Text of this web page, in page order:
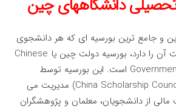
دانشگاههای چین
و جامع ترین بورسیه ای که هر دانشجوی
بین المللی آرزوی دریافت آن را دارد، بورسیه دولت چین یا Chinese
Government Scholarship (CSC) است. این بورسیه توسط
شورای بورسیه چین (China Scholarship Council) مدیریت می
از دانشجویان، معلمان و پژوهشگران